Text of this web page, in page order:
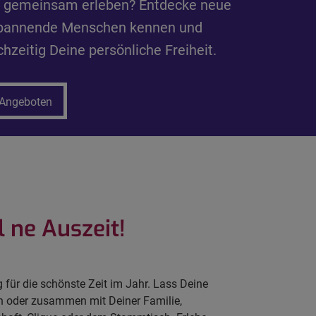
erleben? Entdecke neue
Menschen kennen und
Deine persönliche Freiheit.
ne Auszeit!
für die schönste Zeit im Jahr. Lass Deine
oder zusammen mit Deiner Familie,